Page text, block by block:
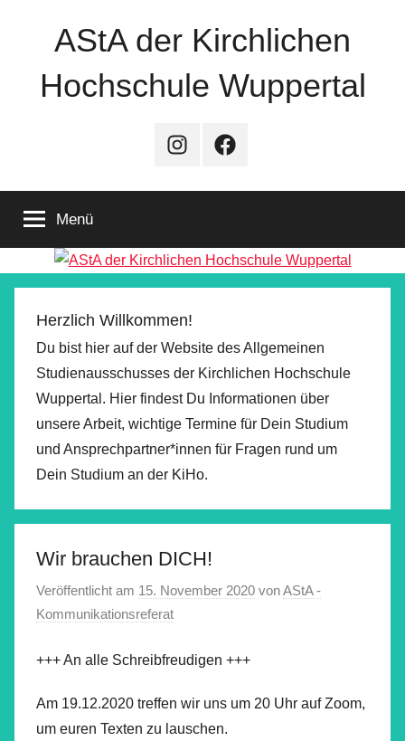
AStA der Kirchlichen
Hochschule Wuppertal
InstagramFacebook
Menü
Herzlich Willkommen!
Du bist hier auf der Website des Allgemeinen
Studienausschusses der Kirchlichen Hochschule
Wuppertal. Hier findest Du Informationen über
unsere Arbeit, wichtige Termine für Dein Studium
und Ansprechpartner*innen für Fragen rund um
Dein Studium an der KiHo.
Wir brauchen DICH!
Veröffentlicht am 15. November 2020 vonAStA -
Kommunikationsreferat
+++ An alle Schreibfreudigen +++
Am 19.12.2020 treffen wir uns um 20 Uhr auf Zoom,
um euren Texten zu lauschen.